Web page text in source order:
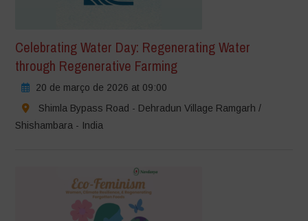
Celebrating Water Day: Regenerating Water
through Regenerative Farming
20 de março de 2026 at 09:00
Shimla Bypass Road - Dehradun Village Ramgarh /
Shishambara - India